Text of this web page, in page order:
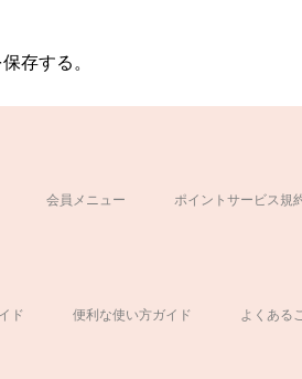
存する。
会員メニュー
ポイントサービス規
ド 便利な使い方ガイド
よくある